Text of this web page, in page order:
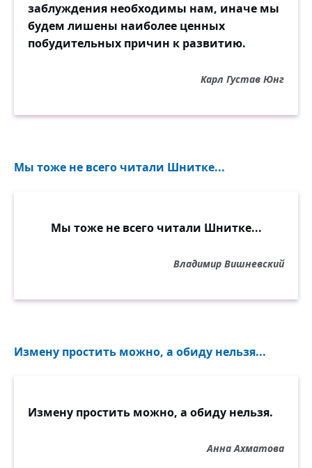
заблуждения необходимы нам, иначе мы
будем лишены наиболее ценных
побудительных причин к развитию.
Карл Густав Юнг
Мы тоже не всего читали Шнитке...
Мы тоже не всего читали Шнитке...
Владимир Вишневский
Измену простить можно, а обиду нельзя...
Измену простить можно, а обиду нельзя.
Анна Ахматова